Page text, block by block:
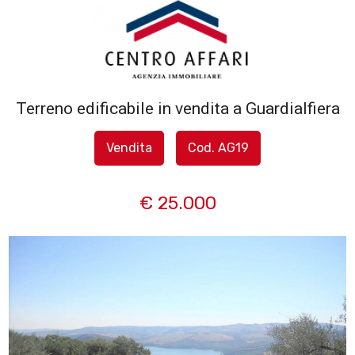
Terreno edificabile in vendita a Guardialfiera
Vendita Cod. AG19
€ 25.000
SFOGLIA
dove